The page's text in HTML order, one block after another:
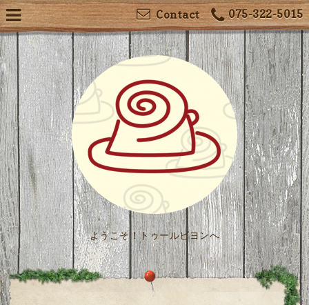
075-322-5015
Contact
ようこそ！トゥールビヨンへ